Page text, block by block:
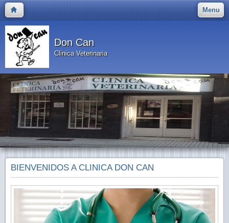
Menu
Don Can
Clinica Veterinaria
BIENVENIDOS A CLINICA DON CAN